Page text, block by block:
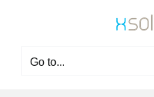
Go to...